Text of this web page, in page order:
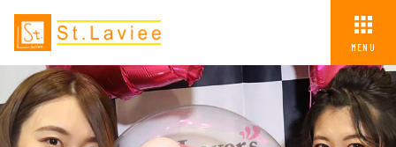
MENU